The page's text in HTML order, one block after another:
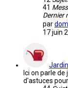
41
Dernier
par
17 juin
Ici on parle
d'astuces pour